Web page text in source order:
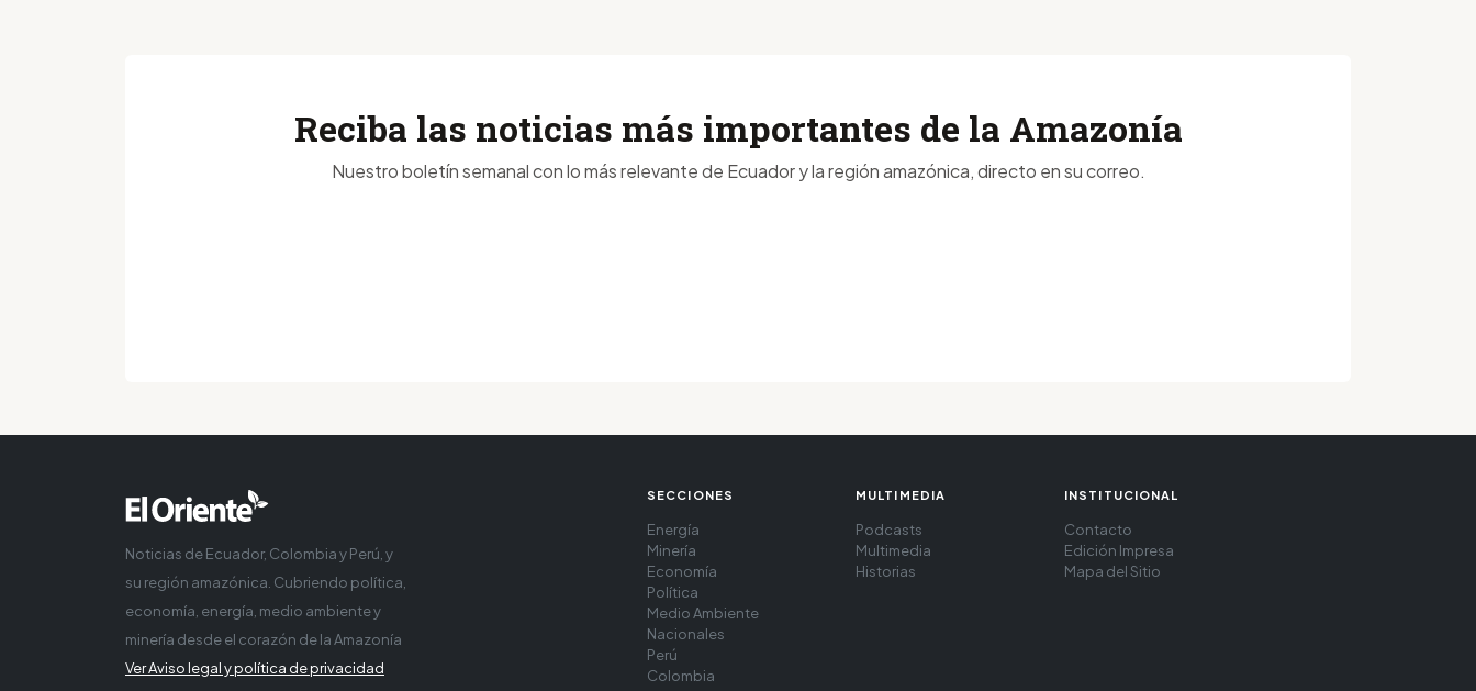
Reciba las noticias más importantes de la Amazonía
Nuestro boletín semanal con lo más relevante de Ecuador y la región amazónica, directo en su correo.
Noticias de Ecuador, Colombia y Perú, y
su región amazónica. Cubriendo política,
economía, energía, medio ambiente y
minería desde el corazón de la Amazonía
Ver Aviso legal y política de privacidad
SECCIONES
Energía
Minería
Economía
Política
Medio Ambiente
Nacionales
Perú
Colombia
MULTIMEDIA
Podcasts
Multimedia
Historias
INSTITUCIONAL
Contacto
Edición Impresa
Mapa del Sitio